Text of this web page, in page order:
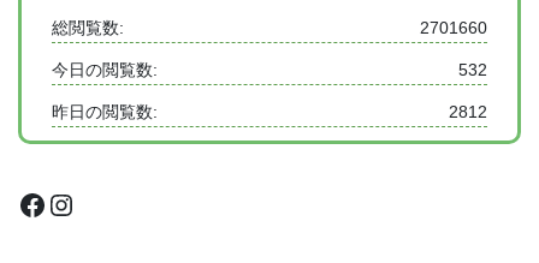
2701660
総閲覧数:
532
今日の閲覧数:
2812
昨日の閲覧数:
Facebook
Instagram